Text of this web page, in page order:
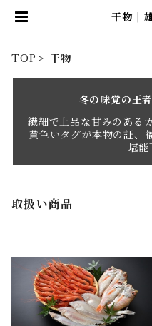
干物 |
TOP 干物
冬の味覚の王
繊細で上品な甘みのある
黄色いタグが本物の証、
堪能
取扱い商品